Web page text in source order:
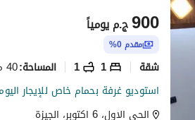
ج.م900 يومياً
مقدم 0%
شقة 1
1 المساحة:40 متر مربع
الحي الاول، 6 اكتوبر، الجيزة